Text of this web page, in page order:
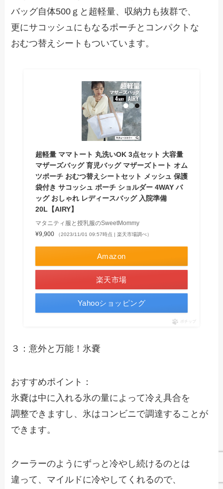
バッグ自体500ｇと超軽量、収納力も抜群で、
更にサコッシュにもなるポーチとコンパクトな
おむつ替えシートもついています。
超軽量 ママトート 丸洗いOK 3点セット 大容量
マザーズバッグ 育児バッグ マザーズトート オム
ツポーチ おむつ替えシートセット メッシュ 保護
袋付き サコッシュ ポーチ ショルダー 4WAY バ
ッグ おしゃれ レディースバッグ 入院準備
20L【AIRY】
マタニティ服と授乳服のSweetMommy
¥9,900
（2023/11/01 09:57時点 | 楽天市場調べ）
Amazon
楽天市場
Yahooショッピング
ポチップ
３：意外と万能！氷嚢
おすすめポイント：
氷嚢は中に入れる氷の量によって冷え具合を
調整できますし、氷はコンビニで調達することが
できます。
クーラーのようにずっと冷やし続けるのとは
違って、マイルドに冷やしてくれるので、